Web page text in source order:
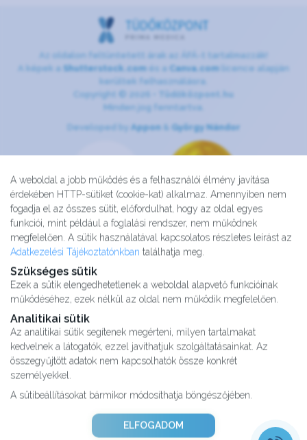
A weboldal a jobb működés és a felhasználói élmény javítása
érdekében HTTP-sütiket (cookie-kat) alkalmaz. Amennyiben nem
fogadja el az összes sütit, előfordulhat, hogy az oldal egyes
funkciói, mint például a foglalási rendszer, nem működnek
megfelelően. A sütik használatával kapcsolatos részletes leírást az
Adatkezelési Tájékoztatónkban találhatja meg.
Szükséges sütik
Ezek a sütik elengedhetetlenek a weboldal alapvető funkcióinak
működéséhez, ezek nélkül az oldal nem működik megfelelően.
Analitikai sütik
Az analitikai sütik segítenek megérteni, milyen tartalmakat
kedvelnek a látogatók, ezzel javíthatjuk szolgáltatásainkat. Az
összegyűjtött adatok nem kapcsolhatók össze konkrét
személyekkel.
A sütibeállításokat bármikor módosíthatja böngészőjében.
ELFOGADOM
Az oldalon feltüntetett árak az ÁFÁ-t tartalmazzák!
A képek a Shutterstock.com és a Canva.com licence alapján
kerültek felhasználásra.
Copyright © 2026 •
Tüdőközpont.hu
Minden jog fenntartva.
Developed by Appon& György Nándor
Kutatásaink
Partnereink
Karrier
Adatvédelmi tájékoztató
ÁSZF